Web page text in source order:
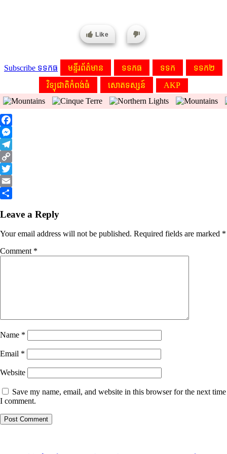
Like
Subscribe ទទកធ មន្ទីរព័ត៌មាន ទទកធ ទទក
ទទក២
វិទ្យុជាតិកំពង់ធំ
សោតទស្សន៍ AKP
Facebook
Messenger
Telegram
Copy
Link
Twitter
Email
Leave a Reply
Your email address will not be published. Required fields are marked *
Comment *
Name *
Email *
Website
Save my name, email, and website in this browser for the next time
I comment.